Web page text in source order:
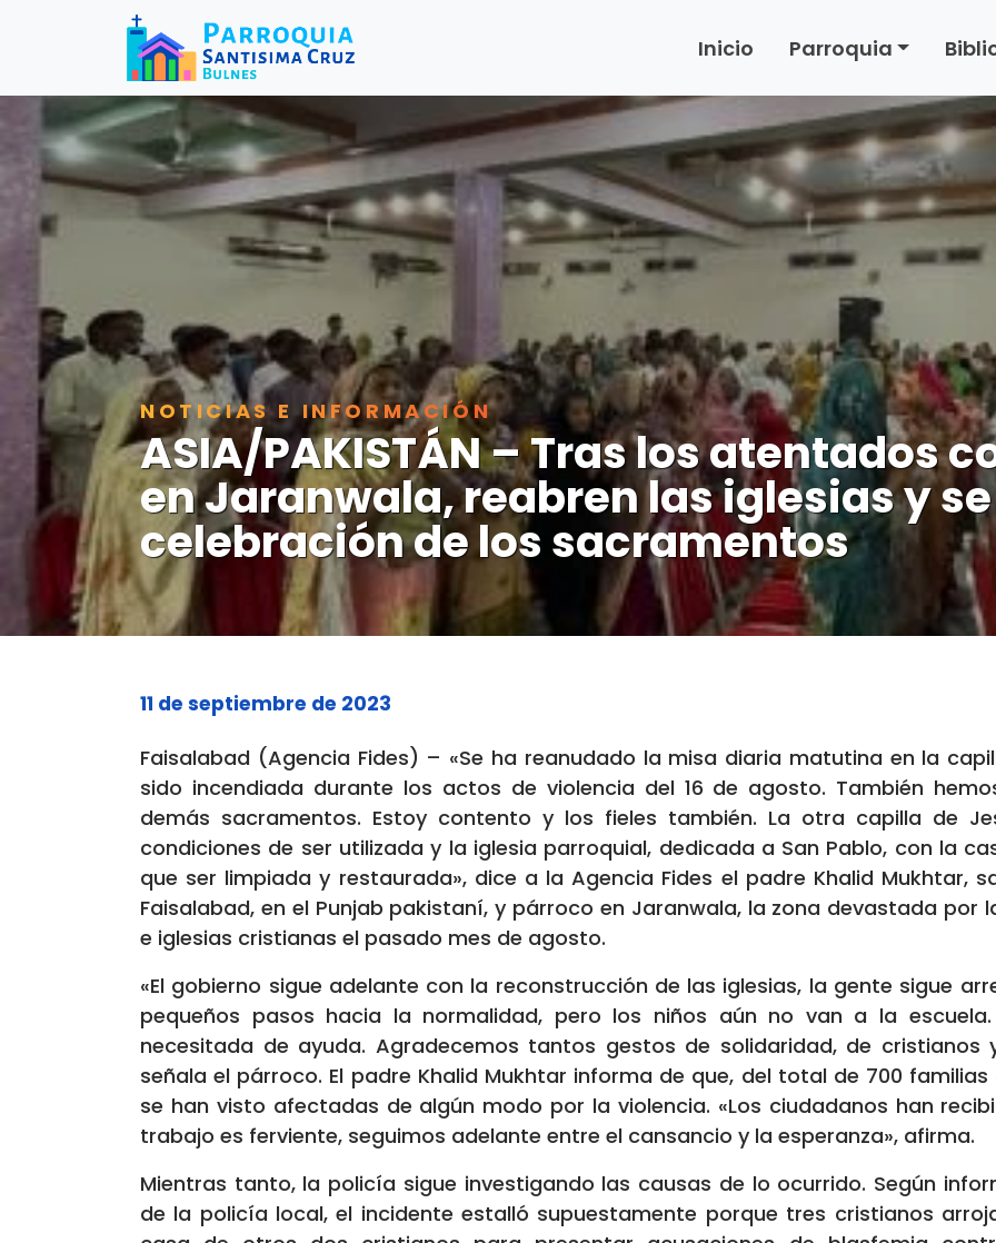
Inicio Parroquia
NOTICIAS E INFORMACIÓN
ASIA/PAKISTÁN – Tras los atentados
en Jaranwala, reabren las iglesias y
celebración de los sacramentos
11 de septiembre de 2023
Faisalabad (Agencia Fides) – «Se ha reanudado la misa diaria matutina en la
sido incendiada durante los actos de violencia del 16 de agosto. También
demás sacramentos. Estoy contento y los fieles también. La otra capilla de
condiciones de ser utilizada y la iglesia parroquial, dedicada a San Pablo, con la
que ser limpiada y restaurada», dice a la Agencia Fides el padre Khalid Mukhtar,
Faisalabad, en el Punjab pakistaní, y párroco en Jaranwala, la zona devastada por
e iglesias cristianas el pasado mes de agosto.
«El gobierno sigue adelante con la reconstrucción de las iglesias, la gente sigue
pequeños pasos hacia la normalidad, pero los niños aún no van a la
necesitada de ayuda. Agradecemos tantos gestos de solidaridad, de cristianos y
señala el párroco. El padre Khalid Mukhtar informa de que, del total de 700 familias
se han visto afectadas de algún modo por la violencia. «Los ciudadanos han
trabajo es ferviente, seguimos adelante entre el cansancio y la esperanza», afirma.
Mientras tanto, la policía sigue investigando las causas de lo ocurrido. Según
de la policía local, el incidente estalló supuestamente porque tres cristianos